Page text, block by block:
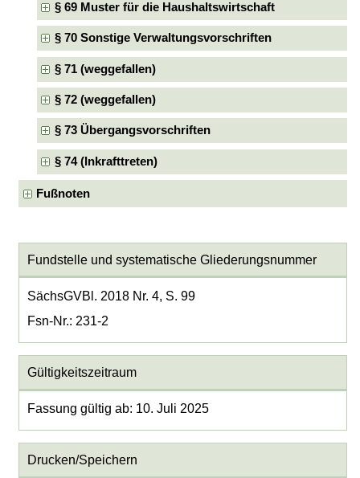
§ 69 Muster für die Haushaltswirtschaft
§ 70 Sonstige Verwaltungsvorschriften
§ 71 (weggefallen)
§ 72 (weggefallen)
§ 73 Übergangsvorschriften
§ 74 (Inkrafttreten)
Fußnoten
Fundstelle und systematische Gliederungsnummer
SächsGVBl. 2018 Nr. 4, S. 99
Fsn-Nr.: 231-2
Gültigkeitszeitraum
Fassung gültig ab: 10. Juli 2025
Drucken/Speichern